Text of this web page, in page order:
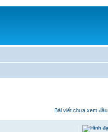
Bài viết chưa xem